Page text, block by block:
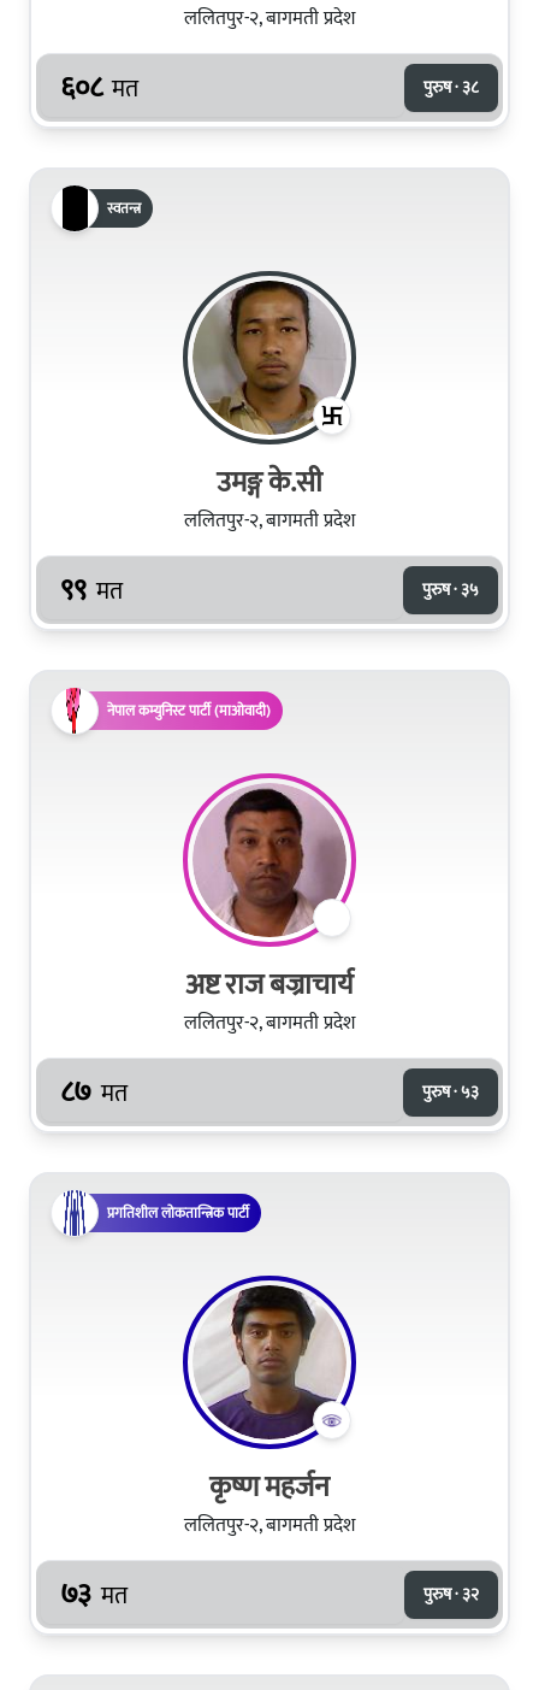
ललितपुर-२, बागमती प्रदेश
६०८ मत पुरुष · ३८
स्वतन्त्र
उमङ्ग के.सी
ललितपुर-२, बागमती प्रदेश
९९ मत पुरुष · ३५
नेपाल कम्युनिस्ट पार्टी (माओवादी)
अष्ट राज बज्राचार्य
ललितपुर-२, बागमती प्रदेश
८७ मत पुरुष · ५३
प्रगतिशील लोकतान्त्रिक पार्टी
कृष्ण महर्जन
ललितपुर-२, बागमती प्रदेश
७३ मत पुरुष · ३२